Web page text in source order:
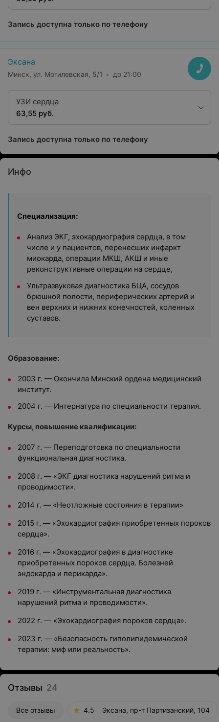
Запись доступна только по телефону
Эксана
Минск, ул. Могилевская, 5/1 до 21:00
УЗИ сердца
63,55 руб.
Запись доступна только по телефону
Инфо
Специализация:
Анализ ЭКГ, эхокардиография сердца, в том
числе и у пациентов, перенесших инфаркт
миокарда, операции МКШ, АКШ и иные
реконструктивные операции на сердце,
Ультразвуковая диагностика БЦА, сосудов
брюшной полости, периферических артерий и
вен верхних и нижних конечностей, коленных
суставов.
Образование:
2003 г. — Окончила Минский ордена медицинский
институт.
2004 г. — Интернатура по специальности терапия.
Курсы, повышение квалификации:
2007 г. — Переподготовка по специальности
функциональная диагностика.
2008 г. — «ЭКГ диагностика нарушений ритма и
проводимости».
2014 г. — «Неотложные состояния в терапии»
2015 г. — «Эхокардиография приобретенных пороков
сердца».
2016 г. — «Эхокардиография в диагностике
приобретенных пороков сердца. Болезней
эндокарда и перикарда».
2019 г. — «Инструментальная диагностика
нарушений ритма и проводимости».
2022 г. — «Эхокардиография пороков сердца».
2023 г. — «Безопасность гиполипидемической
терапии: миф или реальность».
Отзывы 24
Все отзывы 4.5 Эксана, пр-т Партизанский, 104